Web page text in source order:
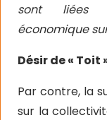
sont liées
économique
Désir de « Toit
Par contre, la
sur la